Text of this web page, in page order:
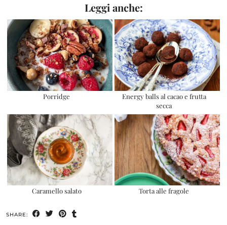
Leggi anche:
Porridge
Energy balls al cacao e frutta
secca
Caramello salato Torta alle fragole
SHARE: